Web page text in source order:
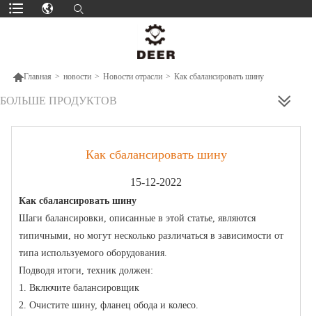
Главная > новости > Новости отрасли > Как сбалансировать шину
БОЛЬШЕ ПРОДУКТОВ
Как сбалансировать шину
15-12-2022
Как сбалансировать шину
Шаги балансировки, описанные в этой статье, являются
типичными, но могут несколько различаться в зависимости от
типа используемого оборудования.
Подводя итоги, техник должен:
1. Включите балансировщик
2. Очистите шину, фланец обода и колесо.